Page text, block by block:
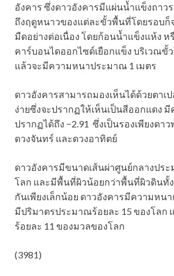
อังคาร ซึ่งดาวอังคารมีแผ่นน้ำแข็งถาว
ถึงฤดูหนาวของแต่ละขั้วพื้นที่โดยรอบก็
มืดอย่างต่อเนื่อง โดยก้อนน้ำแข็งแห้ง ห
คาร์บอนไดออกไซด์เยือกแข็ง บริเวณขั้
แล้วจะมีความหนาประมาณ 1 เมตร
ดาวอังคารสามารถมองเห็นได้ด้วยตาเ
ง่ายซึ่งจะปรากฏให้เห็นเป็นสีออกแดง มี
ปรากฏได้ถึง −2.91 ซึ่งเป็นรองเพียงดา
ดวงจันทร์ และดวงอาทิตย์
ดาวอังคารมีขนาดเส้นผ่าศูนย์กลางปร
โลก และมีพื้นที่ผิวน้อยกว่าพื้นที่ผิวดินทั้
กันเพียงเล็กน้อย ดาวอังคารมีความหน
มีปริมาตรประมาณร้อยละ 15 ของโลก
ร้อยละ 11 ของมวลของโลก
(3981)